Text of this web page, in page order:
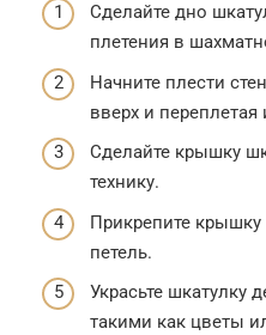
Сделайте дно
плетения в
Начните плести
вверх и
Сделайте крышку
технику.
Прикрепите
петель.
Украсьте шкатулку
такими как цветы